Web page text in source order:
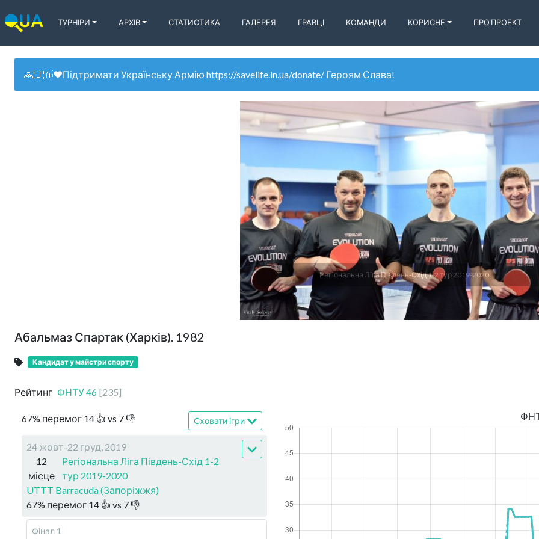
ТУРНІРИ АРХІВ СТАТИСТИКА ГАЛЕРЕЯ ГРАВЦІ КОМАНДИ КОРИСНЕ ПРО ПРОЕКТ
🙏🇺🇦❤️Підтримати Українську Армію https://savelife.in.ua/donate/ Героям Слава!
Регіональна Ліга Південь-Схід 1-2 тур 2019-2020
Абальмаз Спартак (Харків). 1982
Кандидат у майстри спорту
Рейтинг ФНТУ46 [235]
67% перемог 14 👍 vs 7👎 Сховати ігри
24 жовт-22 груд, 2019
12
місце
Регіональна Ліга Південь-Схід 1-2
тур 2019-2020
UTTT Barracuda (Запоріжжя)
67% перемог 14 👍 vs 7👎
Фінал 1